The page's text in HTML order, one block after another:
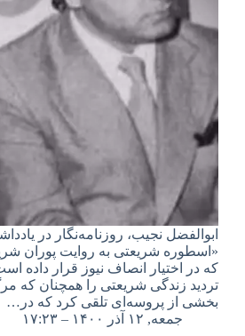
ابوالفضل نجیب، روزنامه‌نگار در
«اسطوره شریعتی به روایت پوران
که در اختیار انصاف نیوز قرار داده
تردید زندگی شریعتی را همچنان که
بخشی از پروسه‌ای تلقی کرد که در…
جمعه, ۱۲ آذر ۱۴۰۰ – ۱۷:۲۳